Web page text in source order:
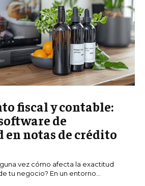
fiscal y contable:
de
notas de crédito
vez cómo afecta la exactitud
tu negocio? En un entorno...